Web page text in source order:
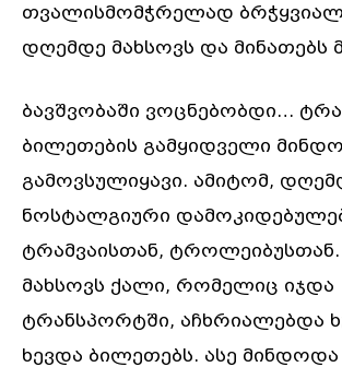
თვალისმომჭრელად
დღემდე მახსოვს და მინათებს
ბავშვობაში ვოცნებობდი…
ბილეთების გამყიდველი
გამოვსულიყავი. ამიტომ,
ნოსტალგიური
ტრამვაისთან,
მახსოვს ქალი, რომელიც იჯდა
ტრანსპორტში, აჩხრიალებდა
ხევდა ბილეთებს. ასე მინდოდა